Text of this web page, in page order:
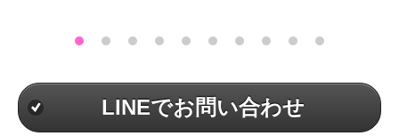
LINEでお問い合わせ